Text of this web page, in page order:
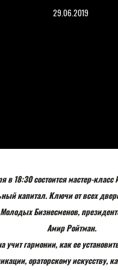
29.06.2019
в 18:30 состоится мастер-
капитал. Ключи от всех
Бизнесменов,
Амир Ройтман.
учит гармонии, как ее
ораторскому искусству,